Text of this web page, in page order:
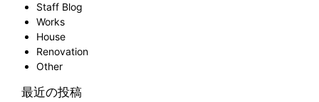
Staff Blog
Works
House
Renovation
Other
最近の投稿